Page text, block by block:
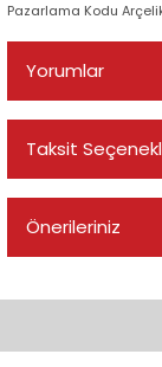
Pazarlama Kodu
Yorumlar
Taksit
Önerileriniz
Görüş ve